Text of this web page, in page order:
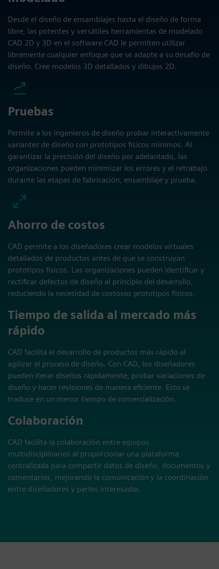
Desde el diseño de ensamblajes hasta el diseño de forma
libre, las potentes y versátiles herramientas de modelado
CAD 2D y 3D en el software CAD le permiten utilizar
libremente cualquier enfoque que se adapte a su desafío de
diseño. Cree modelos 3D detallados y dibujos 2D.
Pruebas
Permite a los ingenieros de diseño probar interactivamente
variantes de diseño con prototipos físicos mínimos. Al
garantizar la precisión del diseño por adelantado, las
organizaciones pueden minimizar los errores y el retrabajo
durante las etapas de fabricación, ensamblaje y prueba.
Ahorro de costos
CAD permite a los diseñadores crear modelos virtuales
detallados de productos antes de que se construyan
prototipos físicos. Las organizaciones pueden identificar y
rectificar defectos de diseño al principio del desarrollo,
reduciendo la necesidad de costosos prototipos físicos.
Tiempo de salida al mercado más
rápido
CAD facilita el desarrollo de productos más rápido al
agilizar el proceso de diseño. Con CAD, los diseñadores
pueden iterar diseños rápidamente, probar variaciones de
diseño y hacer revisiones de manera eficiente. Esto se
traduce en un menor tiempo de comercialización.
Colaboración
CAD facilita la colaboración entre equipos
multidisciplinarios al proporcionar una plataforma
centralizada para compartir datos de diseño, documentos y
comentarios, mejorando la comunicación y la coordinación
entre diseñadores y partes interesadas.